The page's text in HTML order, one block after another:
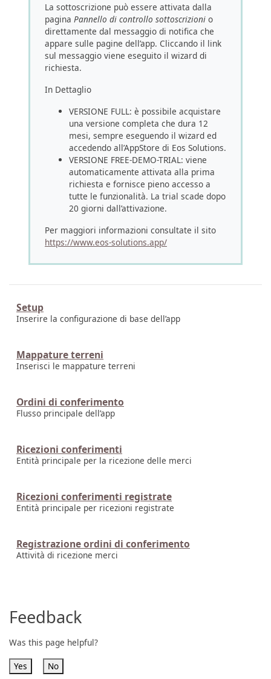
La sottoscrizione può essere attivata dalla
pagina Pannello di controllo sottoscrizioni o
direttamente dal messaggio di notifica che
appare sulle pagine dell’app. Cliccando il link
sul messaggio viene eseguito il wizard di
richiesta.
In Dettaglio
VERSIONE FULL: è possibile acquistare
una versione completa che dura 12
mesi, sempre eseguendo il wizard ed
accedendo all’AppStore di Eos Solutions.
VERSIONE FREE-DEMO-TRIAL: viene
automaticamente attivata alla prima
richiesta e fornisce pieno accesso a
tutte le funzionalità. La trial scade dopo
20 giorni dall’attivazione.
Per maggiori informazioni consultate il sito
https://www.eos-solutions.app/
Setup
Inserire la configurazione di base dell’app
Mappature terreni
Inserisci le mappature terreni
Ordini di conferimento
Flusso principale dell’app
Ricezioni conferimenti
Entità principale per la ricezione delle merci
Ricezioni conferimenti registrate
Entità principale per ricezioni registrate
Registrazione ordini di conferimento
Attività di ricezione merci
Feedback
Was this page helpful?
Yes No